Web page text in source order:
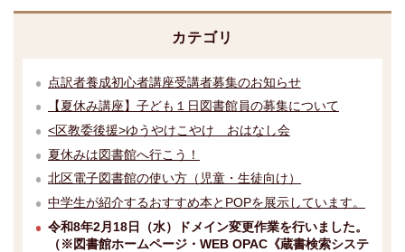
カテゴリ
点訳者養成初心者講座受講者募集のお知らせ
【夏休み講座】子ども１日図書館員の募集について
<区教委後援>ゆうやけこやけ おはなし会
夏休みは図書館へ行こう！
北区電子図書館の使い方（児童・生徒向け）
中学生が紹介するおすすめ本とPOPを展示しています。
令和8年2月18日（水）ドメイン変更作業を行いました。
（※図書館ホームページ・WEB OPAC《蔵書検索システ